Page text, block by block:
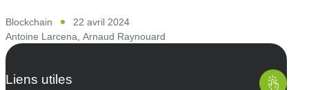
Blockchain
22 avril 2024
Antoine Larcena Arnaud Raynouard
Liens utiles